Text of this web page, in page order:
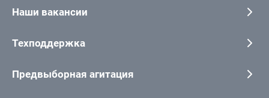
Наши вакансии
Техподдержка
Предвыборная агитация